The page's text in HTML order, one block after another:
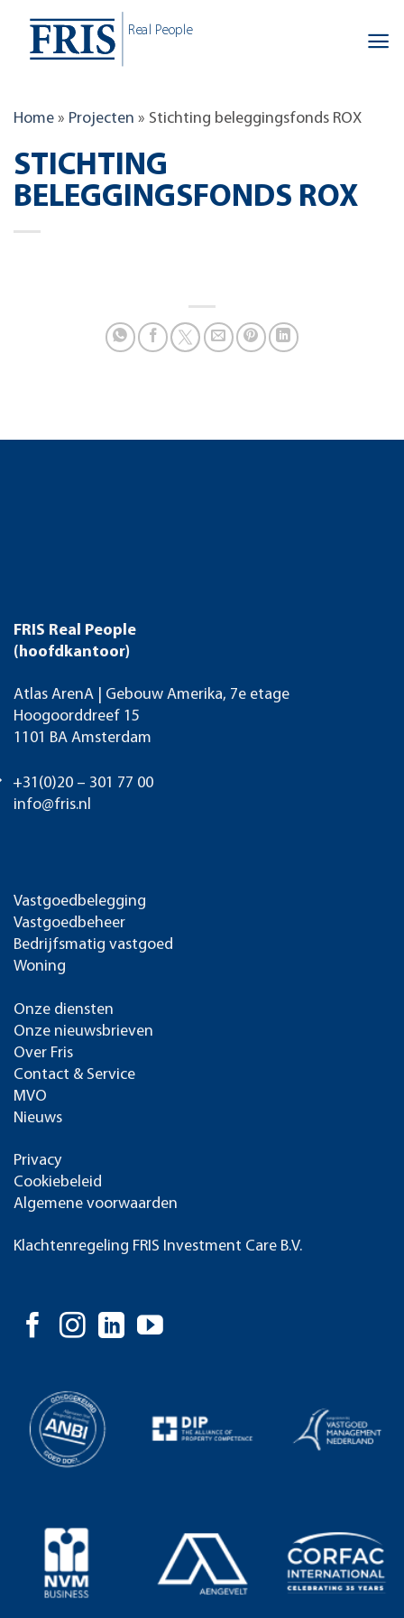
content
Real People
Home » Projecten » Stichting beleggingsfonds ROX
STICHTING
BELEGGINGSFONDS ROX
FRIS Real People
(hoofdkantoor)
Atlas ArenA | Gebouw Amerika, 7e etage
Hoogoorddreef 15
1101 BA Amsterdam
+31(0)20 – 301 77 00
info@fris.nl
Vastgoedbelegging
Vastgoedbeheer
Bedrijfsmatig vastgoed
Woning
Onze diensten
Onze nieuwsbrieven
Over Fris
Contact & Service
MVO
Nieuws
Privacy
Cookiebeleid
Algemene voorwaarden
Klachtenregeling FRIS Investment Care B.V.